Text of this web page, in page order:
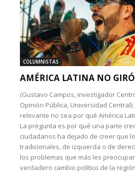
COLUMNISTAS
AMÉRICA LATINA NO
(Gustavo Campos, investigador
Opinión Pública, Universidad
relevante no sea por qué América
La pregunta es por qué una parte
ciudadanos ha dejado de creer que
tradicionales, de izquierda o de
los problemas que más les
verdadero cambio político de la